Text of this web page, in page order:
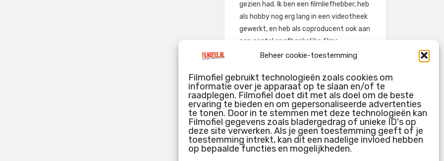
Beheer cookie-toestemming
Filmofiel gebruikt technologieën zoals cookies om
informatie over je apparaat op te slaan en/of te
raadplegen. Filmofiel doet dit met als doel om de beste
ervaring te bieden en om gepersonaliseerde advertenties
te tonen. Door in te stemmen met deze technologieën kan
Filmofiel gegevens zoals bladergedrag of unieke ID's op
deze site verwerken. Als je geen toestemming geeft of je
toestemming intrekt, kan dit een nadelige invloed hebben
op bepaalde functies en mogelijkheden.
gezien had. Ik ben een filmliefhebber, heb
als hobby nog erg lang in een videotheek
gewerkt, en heb als coproducent ook aan
een aantal onafhankelijke films
meegewerkt.
pretentieloze uitbreidingen van m’n
voormalige ‘videotheek-geouwehoer’,
aangevuld met een groeiende kennis
over de kunde én de kunst van het
maken van film.